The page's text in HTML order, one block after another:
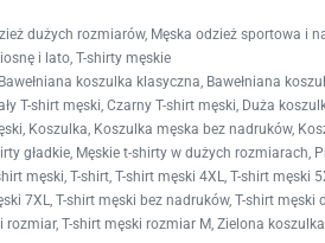
dużych rozmiarów, Męska odzież sportowa i
i lato,T-shirty męskie
Bawełniana koszulka klasyczna, Bawełniana
T-shirt męski,Czarny T-shirt męski, Duża
, Koszulka, Koszulka męska bez nadruków,
gładkie, Męskie t-shirty w dużych rozmiarach,
męski,T-shirt,T-shirt męski 4XL,T-shirt męski
7XL,T-shirt męski bez nadruków,T-shirt męski
rozmiar,T-shirt męski rozmiar M,Zielona